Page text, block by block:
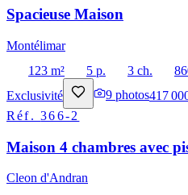
Spacieuse Maison
Montélimar
123 m²
5 p. 3 ch.
Exclusivité
9 photos417
Réf.366-2
Maison 4 chambres avec
Cleon d'Andran